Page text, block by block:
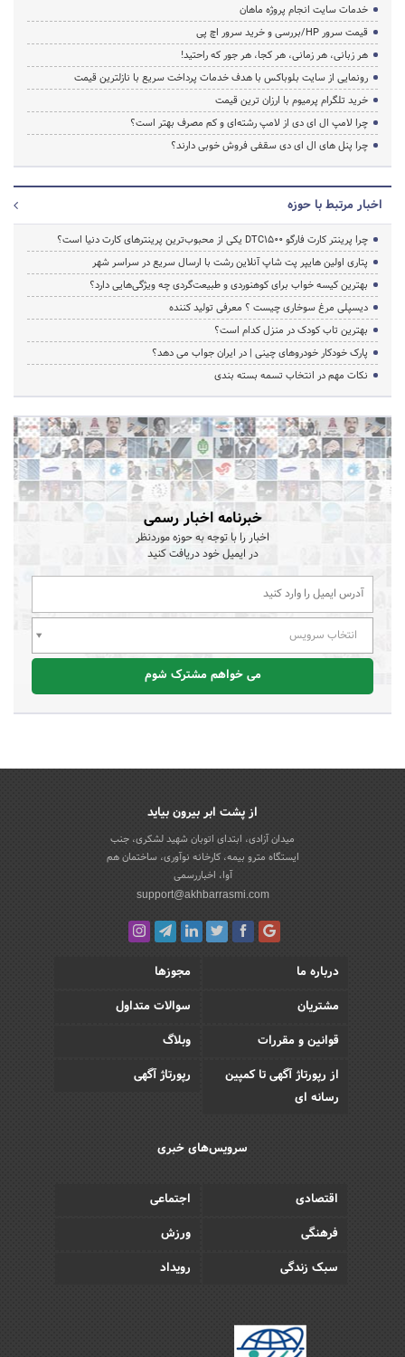
خدمات سایت انجام پروژه ماهان
قیمت سرور HP/بررسی و خرید سرور اچ پی
هر زبانی، هر زمانی، هر کجا، هر جور که راحتید!
رونمایی از سایت بلوباکس با هدف خدمات پرداخت سریع با نازلترین قیمت
خرید تلگرام پرمیوم با ارزان ترین قیمت
چرا لامپ ال ای دی از لامپ رشته‌ای و کم مصرف بهتر است؟
چرا پنل های ال ای دی سقفی فروش خوبی دارند؟
اخبار مرتبط با حوزه
چرا پرینتر کارت فارگو DTC1500 یکی از محبوب‌ترین پرینترهای کارت دنیا است؟
پتاری اولین هایپر پت شاپ آنلاین رشت با ارسال سریع در سراسر شهر
بهترین کیسه خواب برای کوهنوردی و طبیعت‌گردی چه ویژگی‌هایی دارد؟
دیسپلی مرغ سوخاری چیست ؟ معرفی تولید کننده
بهترین تاب کودک در منزل کدام است؟
پارک خودکار خودروهای چینی | در ایران جواب می دهد؟
نکات مهم در انتخاب تسمه بسته بندی
خبرنامه اخبار رسمی
اخبار را با توجه به حوزه موردنظر
در ایمیل خود دریافت کنید
انتخاب سرویس
می خواهم مشترک شوم
از پشت ابر بیرون بیاید
میدان آزادی، ابتدای اتوبان شهید لشکری، جنب
ایستگاه مترو بیمه، کارخانه نوآوری، ساختمان هم
آوا، اخباررسمی
support@akhbarrasmi.com
درباره ما
مجوزها
مشتریان
سوالات متداول
قوانین و مقررات
وبلاگ
از رپورتاژ آگهی تا کمپین
رسانه ای
رپورتاژ آگهی
سرویس‌های خبری
اقتصادی
اجتماعی
فرهنگی
ورزش
سبک زندگی
رویداد